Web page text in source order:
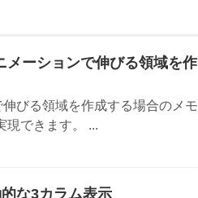
メーションで伸びる領域を作
びる領域を作成する場合のメモ
現できます。 ...
な3カラム表示